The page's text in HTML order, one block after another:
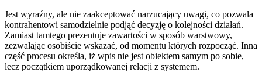
Jest wyraźny, ale nie zaakceptować narzucający uwagi, co pozwala
kontrahentowi samodzielnie podjąć decyzję o kolejności działań.
Zamiast tamtego prezentuje zawartości w sposób warstwowy,
zezwalając osobiście wskazać, od momentu których rozpocząć. Inna
część procesu określa, iż wpis nie jest obiektem samym po sobie,
lecz początkiem uporządkowanej relacji z systemem.